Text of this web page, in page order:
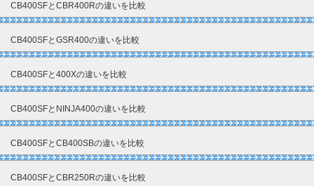
CB400SFとCBR400Rの違いを比較
CB400SFとGSR400の違いを比較
CB400SFと400Xの違いを比較
CB400SFとNINJA400の違いを比較
CB400SFとCB400SBの違いを比較
CB400SFとCBR250Rの違いを比較